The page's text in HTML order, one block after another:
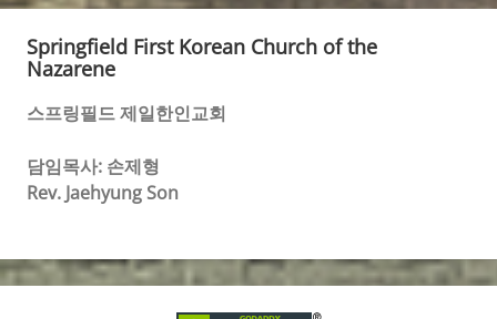
Springfield First Korean Church of the
Nazarene
스프링필드 제일한인교회
담임목사: 손제형
Rev. Jaehyung Son